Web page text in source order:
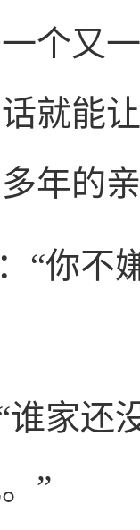
个又
就能
年的
“你不
谁家还
”